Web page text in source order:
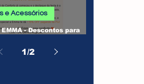
EMMA - Descontos para
e Acessórios
1/2